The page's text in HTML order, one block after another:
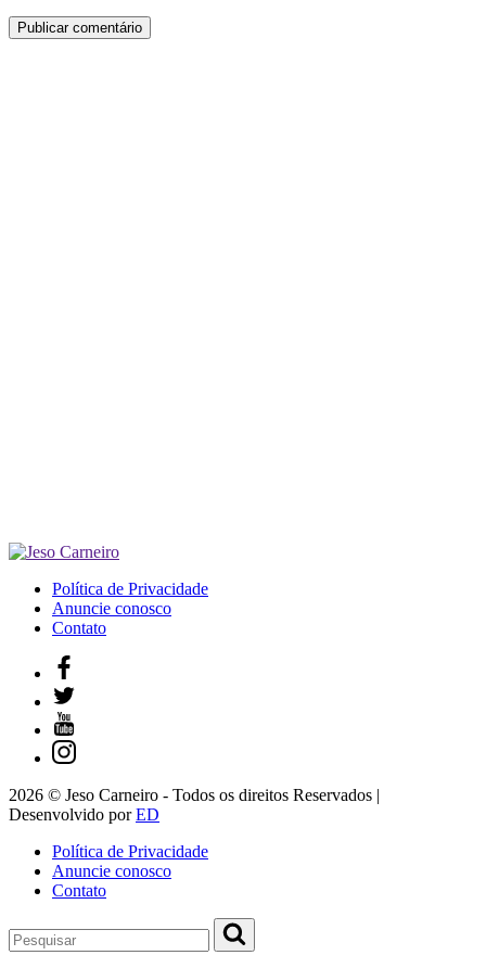
Política de Privacidade
Anuncie conosco
Contato
2026 © Jeso Carneiro - Todos os direitos Reservados |
Desenvolvido porED
Política de Privacidade
Anuncie conosco
Contato